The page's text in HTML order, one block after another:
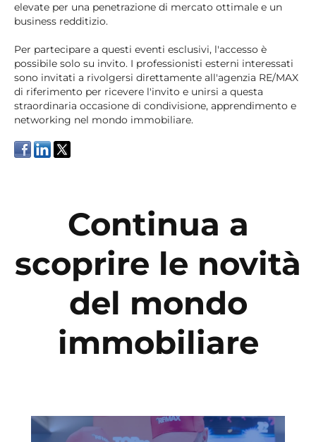
elevate per una penetrazione di mercato ottimale e un
business redditizio.
Per partecipare a questi eventi esclusivi, l'accesso è
possibile solo su invito. I professionisti esterni interessati
sono invitati a rivolgersi direttamente all'agenzia RE/MAX
di riferimento per ricevere l'invito e unirsi a questa
straordinaria occasione di condivisione, apprendimento e
networking nel mondo immobiliare.
Continua a
scoprire le novità
del mondo
immobiliare